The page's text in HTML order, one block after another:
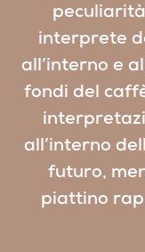
interprete
all’interno e
fondi del
all’interno
futuro,
piattino